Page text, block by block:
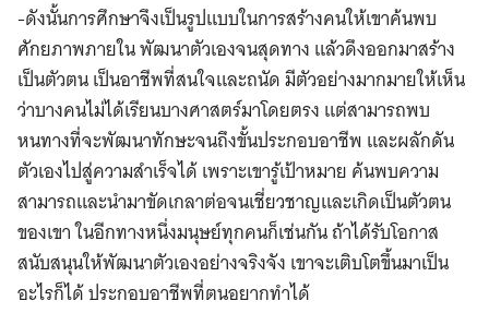
-ดังนั้นการศึกษาจึงเป็นรูปแบบในการสร้างคนให้เขาค้นพบ
ศักยภาพภายใน พัฒนาตัวเองจนสุดทาง แล้วดึงออกมาสร้าง
เป็นตัวตน เป็นอาชีพที่สนใจและถนัด มีตัวอย่างมากมายให้เห็น
ว่าบางคนไม่ได้เรียนบางศาสตร์มาโดยตรง แต่สามารถพบ
หนทางที่จะพัฒนาทักษะจนถึงขั้นประกอบอาชีพ และผลักดัน
ตัวเองไปสู่ความสำเร็จได้ เพราะเขารู้เป้าหมาย ค้นพบความ
สามารถและนำมาขัดเกลาต่อจนเชี่ยวชาญและเกิดเป็นตัวตน
ของเขา ในอีกทางหนึ่งมนุษย์ทุกคนก็เช่นกัน ถ้าได้รับโอกาส
สนับสนุนให้พัฒนาตัวเองอย่างจริงจัง เขาจะเติบโตขึ้นมาเป็น
อะไรก็ได้ ประกอบอาชีพที่ตนอยากทำได้